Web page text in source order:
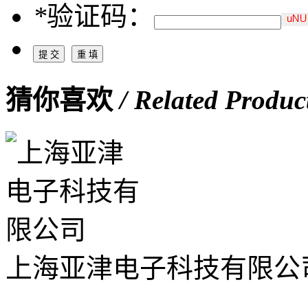
*验证码：
猜你喜欢/ Related
上海亚津电子科技有限